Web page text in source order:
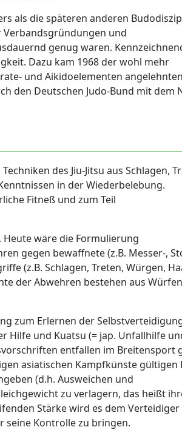
als die späteren anderen
Verbandsgründungen und
genug waren.
Dazu kam 1968 der wohl mehr
und Aikidoelementen
den Deutschen Judo-Bund mit dem
des Jiu-Jitsu aus Schlagen,
in der Wiederbelebung.
Fitneß und zum Teil
wäre die Formulierung
gegen bewaffnete (z.B. Messer-,
(z.B. Schlagen, Treten, Würgen,
der Abwehren bestehen aus
zum Erlernen der
Hilfe und Kuatsu (= jap. Unfallhilfe
entfallen im Breitensport
asiatischen Kampfkünste gültigen
(d.h. Ausweichen und
zu verlagern, das heißt
Stärke wird es dem
seine Kontrolle zu bringen.